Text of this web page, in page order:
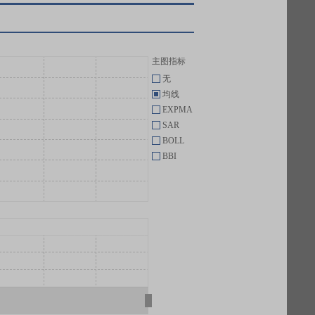
主图指标
无
均线
EXPMA
SAR
BOLL
BBI